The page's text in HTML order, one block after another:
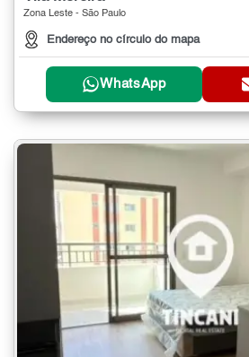
Zona Leste - São Paulo
Endereço no círculo do mapa
WhatsApp